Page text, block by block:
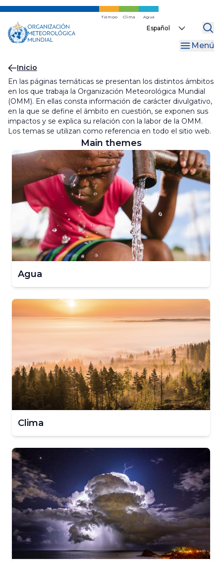
Ir
contenido
principal
Tiempo Clima Agua
Select
Menú
Migas
de
pan
Inicio
En las páginas temáticas se presentan los distintos ámbitos
en los que trabaja la Organización Meteorológica Mundial
(OMM). En ellas consta información de carácter divulgativo,
en la que se define el ámbito en cuestión, se exponen sus
impactos y se explica su relación con la labor de la OMM.
Los temas se utilizan como referencia en todo el sitio web.
Main themes
Agua
Clima